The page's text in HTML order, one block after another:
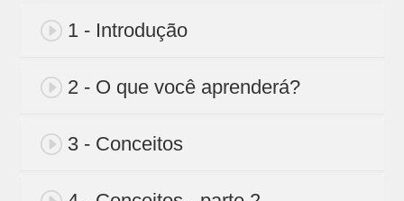
1 - Introdução
2 - O que você aprenderá?
3 - Conceitos